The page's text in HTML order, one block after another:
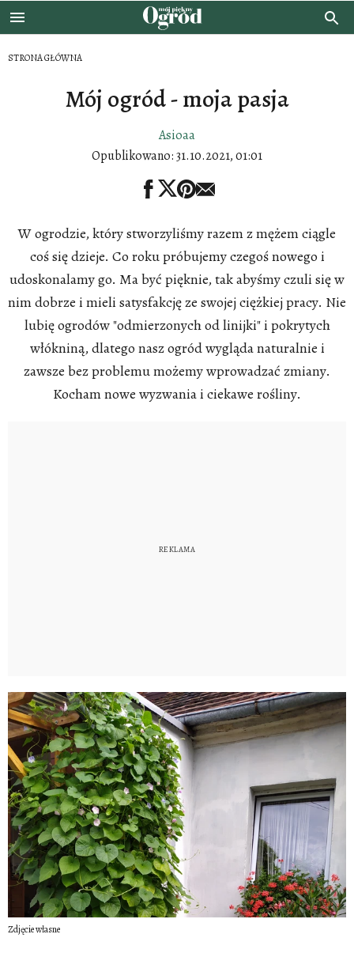
STRONA GŁÓWNA
Mój ogród - moja pasja
Asioaa
Opublikowano:31.10.2021, 01:01
W ogrodzie, który stworzyliśmy razem z mężem ciągle
coś się dzieje. Co roku próbujemy czegoś nowego i
udoskonalamy go. Ma być pięknie, tak abyśmy czuli się w
nim dobrze i mieli satysfakcję ze swojej ciężkiej pracy. Nie
lubię ogrodów "odmierzonych od linijki" i pokrytych
włókniną, dlatego nasz ogród wygląda naturalnie i
zawsze bez problemu możemy wprowadzać zmiany.
Kocham nowe wyzwania i ciekawe rośliny.
Zdjęcie własne